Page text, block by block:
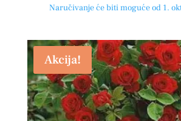
Naručivanje će biti moguće od 1.
Akcija!